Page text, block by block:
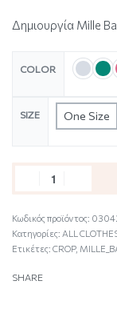
Δημιουργία Mille
COLOR
SIZE One Size
Κωδικός προϊόντος:
Κατηγορίες: ALL
Ετικέτες: CROP,
SHARE